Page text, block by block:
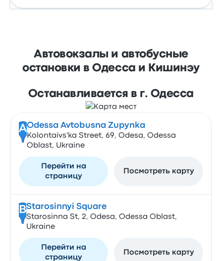
Автовокзалы и автобусные
остановки в Одесса и Кишинэу
Останавливается в г. Одесса
AOdessa Avtobusna Zupynka
Kolontaivs'ka Street, 69, Odesa, Odessa
Oblast, Ukraine
Перейти на
страницу
Посмотреть карту
BStarosinnyi Square
Starosinna St, 2, Odesa, Odessa Oblast,
Ukraine
Перейти на
страницу
Посмотреть карту